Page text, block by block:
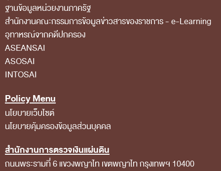
แผนการจัดซื้อจัดจ้าง
ประกาศประกวดราคา/ราคากลาง/ขายพัสดุเสื่อม
สภาพ
สรุปผลการจัดซื้อจัดจ้าง
การรายงานผลการจัดซื้อจัดจ้าง หรือการจัดการ
พัสดุ
ศูนย์ข้อมูลข่าวสารของราชการ
ฐานข้อมูลหน่วยงานภาครัฐ
สํานักงานคณะกรรมการข้อมูลข่าวสารของราชการ - e-Learning
อุทาหรณ์จากคดีปกครอง
ASEANSAI
ASOSAI
INTOSAI
Policy Menu
นโยบายเว็บไซต์
นโยบายคุ้มครองข้อมูลส่วนบุคคล
สำนักงานการตรวจเงินแผ่นดิน
ถนนพระรามที่ 6 แขวงพญาไท เขตพญาไท กรุงเทพฯ 10400